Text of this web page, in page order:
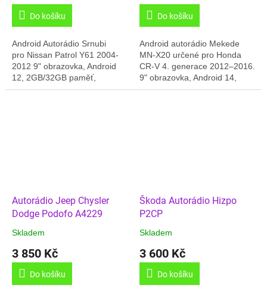
Do košíku
Android Autorádio Srnubi
pro Nissan Patrol Y61 2004-
2012 9" obrazovka, Android
12, 2GB/32GB paměť,
Carplay, GPS, Český jazyk,
Do košíku
Android autorádio Mekede
MN-X20 určené pro Honda
CR-V 4. generace 2012–2016.
9" obrazovka, Android 14,
4GB/64GB paměť,
Autorádio Jeep Chysler
Dodge Podofo A4229
Skladem
3 850 Kč
Do košíku
Škoda Autorádio Hizpo
P2CP
Skladem
3 600 Kč
Do košíku